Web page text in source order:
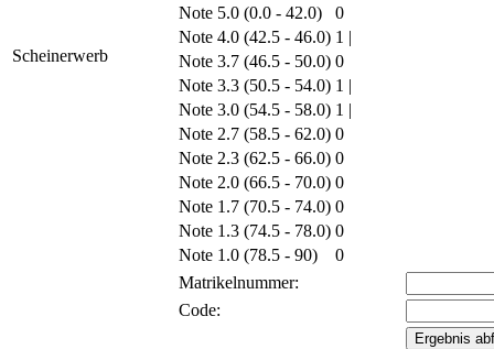
Scheinerwerb
Note 5.0 (0.0 - 42.0)
0
Note 4.0 (42.5 - 46.0) 1 |
Note 3.7 (46.5 - 50.0) 0
Note 3.3 (50.5 - 54.0) 1 |
Note 3.0 (54.5 - 58.0) 1 |
Note 2.7 (58.5 - 62.0) 0
Note 2.3 (62.5 - 66.0) 0
Note 2.0 (66.5 - 70.0) 0
Note 1.7 (70.5 - 74.0) 0
Note 1.3 (74.5 - 78.0) 0
Note 1.0 (78.5 - 90)
0
Matrikelnummer:
Code: